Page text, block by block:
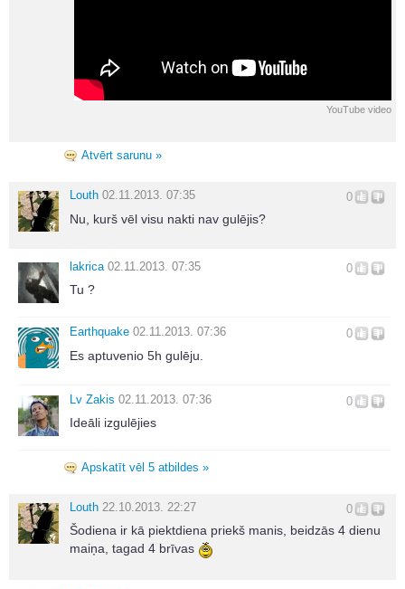
YouTube video
Atvērt sarunu »
0
Louth 02.11.2013. 07:35
Nu, kurš vēl visu nakti nav gulējis?
0
lakrica 02.11.2013. 07:35
Tu ?
0
Earthquake 02.11.2013. 07:36
Es aptuvenio 5h gulēju.
0
Lv Zakis 02.11.2013. 07:36
Ideāli izgulējies
Apskatīt vēl 5 atbildes »
0
Louth 22.10.2013. 22:27
Šodiena ir kā piektdiena priekš manis, beidzās 4 dienu
maiņa, tagad 4 brīvas